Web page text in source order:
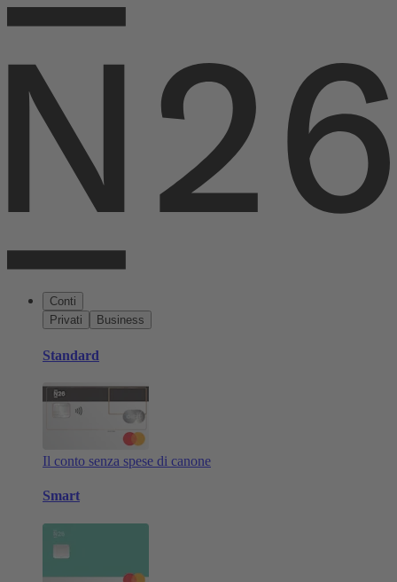
Conti
Privati
Business
Standard
Il conto senza spese di canone
Smart